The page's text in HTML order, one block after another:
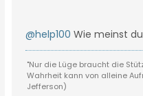
@help100 Wie meinst
"Nur die Lüge braucht die
Wahrheit kann von alleine
Jefferson)